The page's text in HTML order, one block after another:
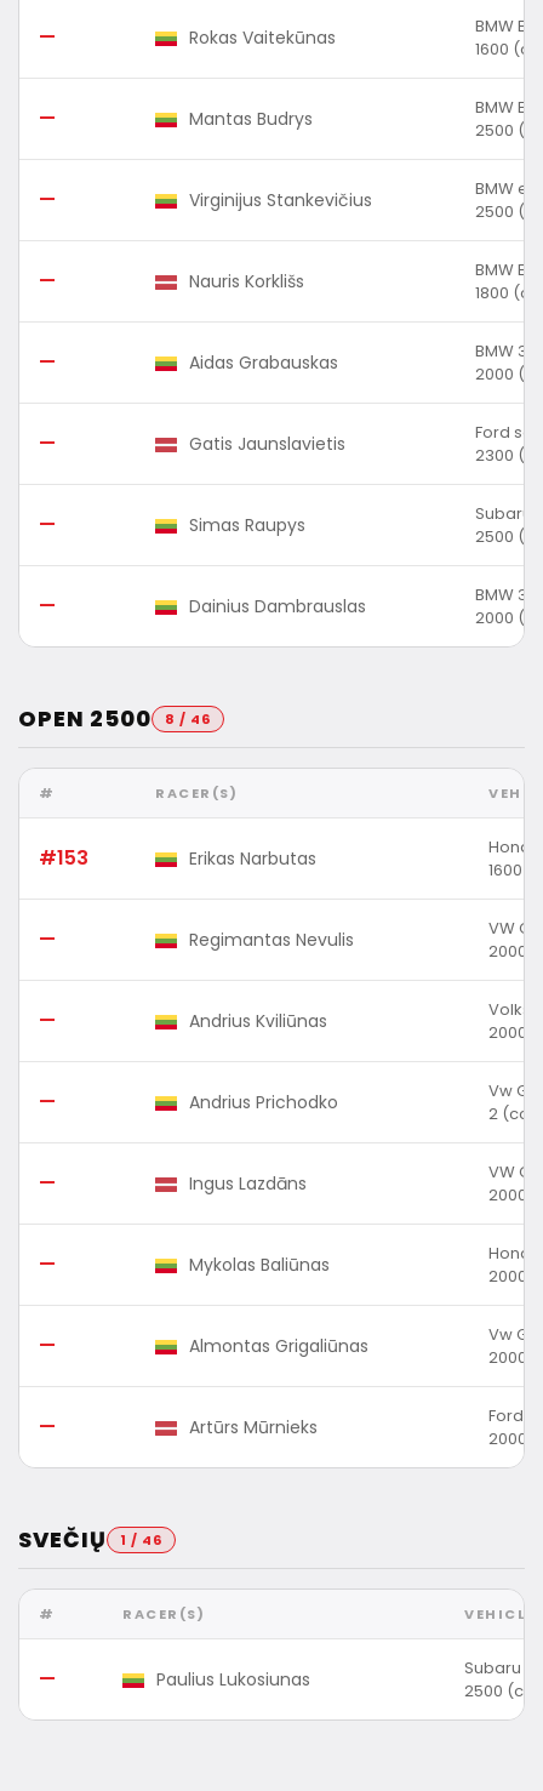
— Rokas Vaitekūnas
BMW
1600
— Mantas Budrys
BMW
2500
— Virginijus Stankevičius
BMW
2500
— Nauris Korklišs
BMW
1800
— Aidas Grabauskas
BMW 318
2000
— Gatis Jaunslavietis
Ford
2300
— Simas Raupys
Subaru
2500
— Dainius Dambrauslas
BMW 316
2000
OPEN 2500 8 / 46
# RACER(S)
#153 Erikas Narbutas
1600
— Regimantas Nevulis
VW
2000
— Andrius Kviliūnas
2000
— Andrius Prichodko
Vw
2 (cc)
— Ingus Lazdāns
VW
2000
— Mykolas Baliūnas
2000
— Almontas Grigaliūnas
Vw
2000
— Artūrs Mūrnieks
Ford
2000
SVEČIŲ 1 / 46
# RACER(S) VEHICLE
— Paulius Lukosiunas
Subaru
2500 (cc)